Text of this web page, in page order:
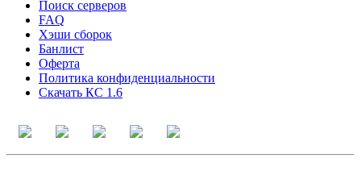
Поиск серверов
FAQ
Хэши сборок
Банлист
Оферта
Политика конфиденциальности
Скачать КС 1.6